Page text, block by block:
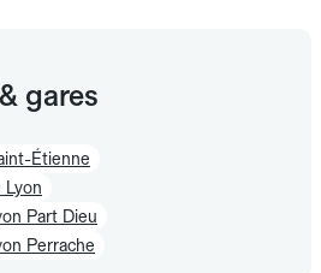
gares
Étienne
Lyon
Part Dieu
Perrache